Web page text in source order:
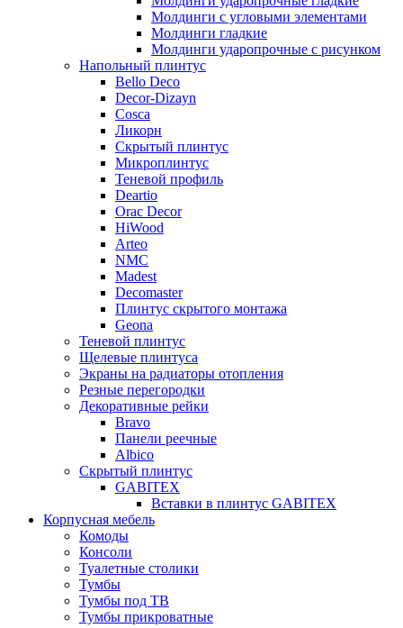
Молдинги с угловыми элементами
Молдинги гладкие
Молдинги ударопрочные c рисунком
Напольный плинтус
Bello Deco
Decor-Dizayn
Cosca
Ликорн
Скрытый плинтус
Микроплинтус
Теневой профиль
Deartio
Orac Decor
HiWood
Arteo
NMC
Madest
Decomaster
Плинтус скрытого монтажа
Geona
Теневой плинтус
Щелевые плинтуса
Экраны на радиаторы отопления
Резные перегородки
Декоративные рейки
Bravo
Панели реечные
Albico
Скрытый плинтус
GABITEX
Вставки в плинтус GABITEX
Корпусная мебель
Комоды
Консоли
Туалетные столики
Тумбы
Тумбы под ТВ
Тумбы прикроватные